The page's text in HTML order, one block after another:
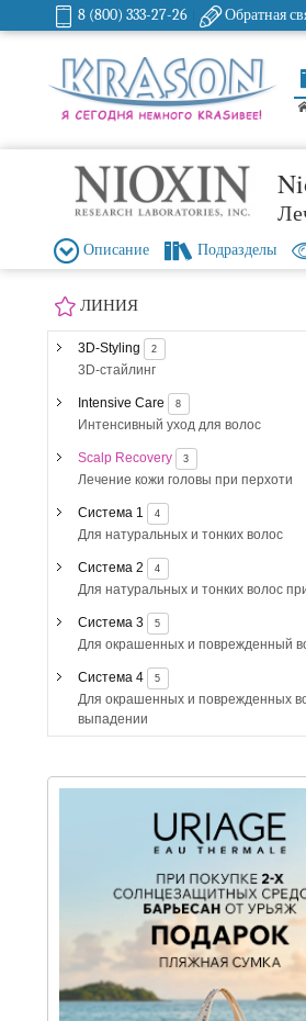
8 (800) 333-27-26 Обратная
Описание Подразделы
ЛИНИЯ
3D-Styling 2
3D-стайлинг
Intensive Care 8
Интенсивный уход для волос
Scalp Recovery 3
Лечение кожи головы при перхоти
Система 1 4
Для натуральных и тонких волос
Система 2 4
Для натуральных и тонких волос
Система 3 5
Для окрашенных и поврежденный
Система 4 5
Для окрашенных и поврежденных
выпадении